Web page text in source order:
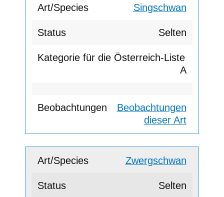
Singschwan
Selten
A
Beobachtungen
dieser Art
Zwergschwan
Selten